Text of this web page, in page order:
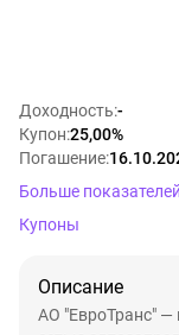
Доходность:-
Купон:25,00%
Погашение:
Больше показателей
Купоны
Описание
АО "ЕвроТранс"